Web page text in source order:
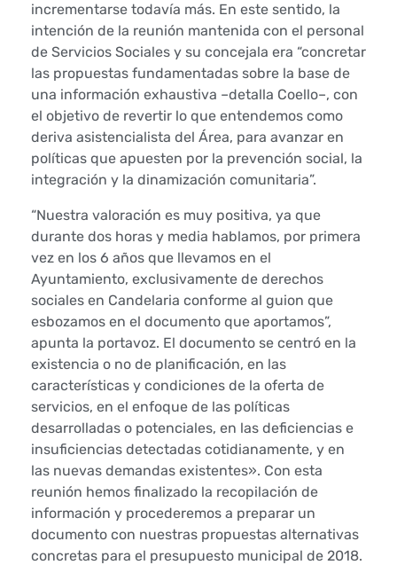
n
e
l
p
e
r
s
o
n
a
l
d
e
S
e
incrementarse todavía más. En este sentido, la
intención de la reunión mantenida con el personal
de Servicios Sociales y su concejala era “concretar
las propuestas fundamentadas sobre la base de
una información exhaustiva –detalla Coello–, con
el objetivo de revertir lo que entendemos como
deriva asistencialista del Área, para avanzar en
políticas que apuesten por la prevención social, la
integración y la dinamización comunitaria”.
“Nuestra valoración es muy positiva, ya que
durante dos horas y media hablamos, por primera
vez en los 6 años que llevamos en el
Ayuntamiento, exclusivamente de derechos
sociales en Candelaria conforme al guion que
esbozamos en el documento que aportamos”,
apunta la portavoz. El documento se centró en la
existencia o no de planificación, en las
características y condiciones de la oferta de
servicios, en el enfoque de las políticas
desarrolladas o potenciales, en las deficiencias e
insuficiencias detectadas cotidianamente, y en
las nuevas demandas existentes». Con esta
reunión hemos finalizado la recopilación de
información y procederemos a preparar un
documento con nuestras propuestas alternativas
concretas para el presupuesto municipal de 2018.